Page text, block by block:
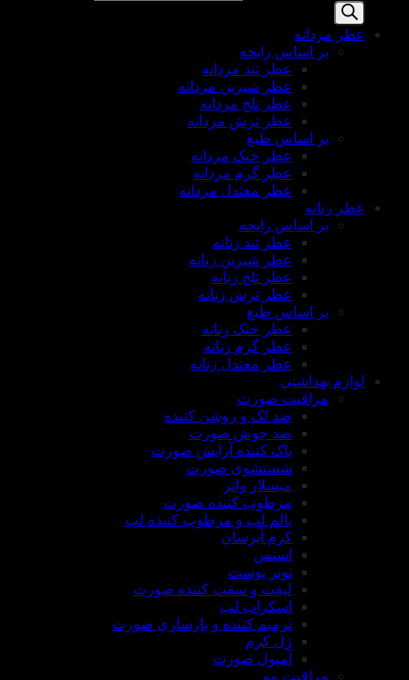
عطر مردانه
بر اساس رایحه
عطر تند مردانه
عطر شیرین مردانه
عطر تلخ مردانه
عطر ترش مردانه
بر اساس طبع
عطر خنک مردانه
عطر گرم مردانه
عطر معتدل مردانه
عطر زنانه
بر اساس رایحه
عطر تند زنانه
عطر شیرین زنانه
عطر تلخ زنانه
عطر ترش زنانه
بر اساس طبع
عطر خنک زنانه
عطر گرم زنانه
عطر معتدل زنانه
لوازم بهداشتی
مراقبت صورت
ضد لک و روشن کننده
ضد جوش صورت
پاک کننده آرایش صورت
شستشوی صورت
میسلار واتر
مرطوب کننده صورت
بالم لب و مرطوب کننده لب
کرم آبرسان
اسنس
تونر پوست
لیفت و سفت کننده صورت
اسکراب لب
ترمیم کننده و بازسازی صورت
ژل کرم
آمپول صورت
مراقبت مو